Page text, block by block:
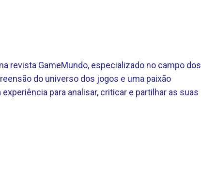
revista GameMundo, especializado no campo dos
do universo dos jogos e uma paixão
para analisar, criticar e partilhar as suas